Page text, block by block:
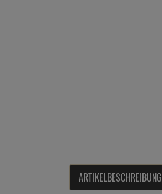
ARTIKELBESCHREIBUNG